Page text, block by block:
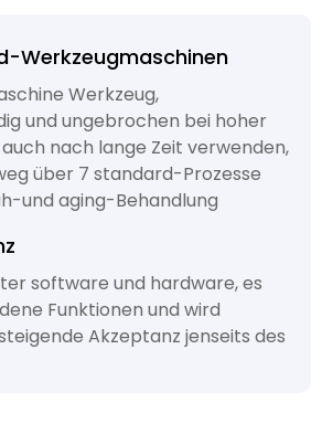
Werkzeugmaschinen
Werkzeug,
und ungebrochen bei hoher
nach lange Zeit verwenden,
über 7 standard-Prozesse
und aging-Behandlung
software und hardware, es
Funktionen und wird
Akzeptanz jenseits des